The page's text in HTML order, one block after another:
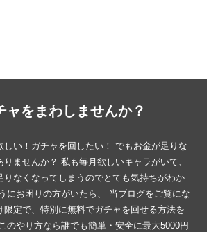
ャをまわしませんか？
しい！ガチャを回したい！ でもお金が足りな
りませんか？ 私も毎月欲しいキャラがいて、
りなくなってしまうのでとても気持ちがわか
にお困りの方がいたら、 当ブログをご覧にな
限定で、特別に無料でガチャを回せる方法を
のやり方なら誰でも簡単・安全に最大5000円